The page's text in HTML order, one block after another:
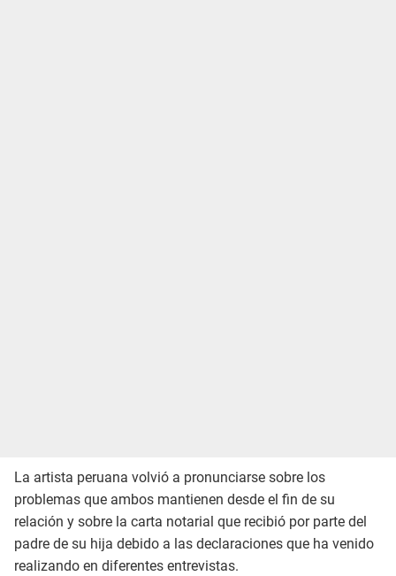
La artista peruana volvió a pronunciarse sobre los
problemas que ambos mantienen desde el fin de su
relación y sobre la carta notarial que recibió por parte del
padre de su hija debido a las declaraciones que ha venido
realizando en diferentes entrevistas.